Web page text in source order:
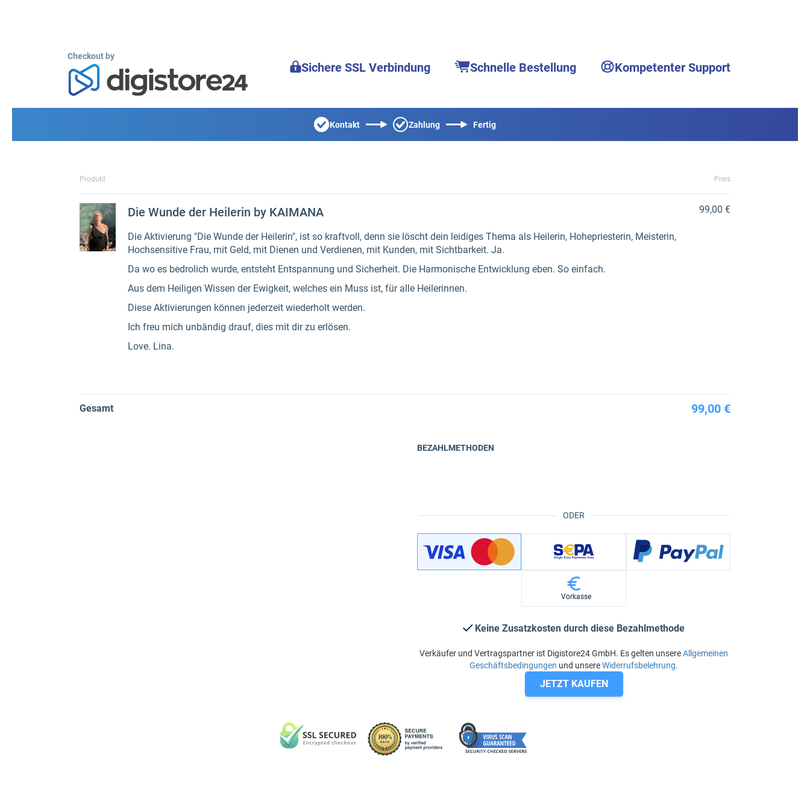
Checkout by
Sichere SSL Verbindung Schnelle Bestellung Kompetenter Support
Kontakt Zahlung Fertig
Produkt Preis
Die Wunde der Heilerin by KAIMANA
Die Aktivierung "Die Wunde der Heilerin", ist so kraftvoll, denn sie löscht dein leidiges Thema als Heilerin, Hohepriesterin, Meisterin,
Hochsensitive Frau, mit Geld, mit Dienen und Verdienen, mit Kunden, mit Sichtbarkeit. Ja.
Da wo es bedrolich wurde, entsteht Entspannung und Sicherheit. Die Harmonische Entwicklung eben. So einfach.
Aus dem Heiligen Wissen der Ewigkeit, welches ein Muss ist, für alle Heilerinnen.
Diese Aktivierungen können jederzeit wiederholt werden.
Ich freu mich unbändig drauf, dies mit dir zu erlösen.
Love. Lina.
99,00 €
Gesamt 99,00 €
ODER
BEZAHLMETHODEN
Vorkasse
Keine Zusatzkosten durch diese Bezahlmethode
Verkäufer und Vertragspartner ist Digistore24 GmbH. Es gelten unsereAllgemeinen
Geschäftsbedingungen und unsereWiderrufsbelehrung.
JETZT KAUFEN